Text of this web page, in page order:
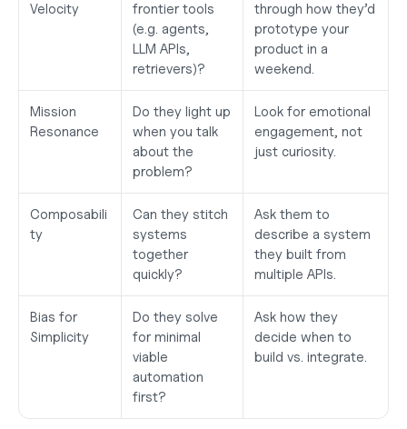
Velocity
frontier tools
(e.g. agents,
LLM APIs,
retrievers)?
through how they’d
prototype your
product in a
weekend.
Mission
Resonance
Do they light up
when you talk
about the
problem?
Look for emotional
engagement, not
just curiosity.
Composabili
ty
Can they stitch
systems
together
quickly?
Ask them to
describe a system
they built from
multiple APIs.
Bias for
Simplicity
Do they solve
for minimal
viable
automation
first?
Ask how they
decide when to
build vs. integrate.